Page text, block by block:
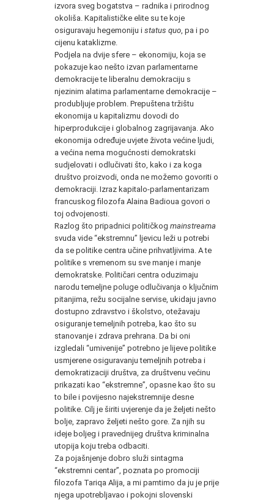
izvora sveg bogatstva – radnika i prirodnog
okoliša. Kapitalističke elite su te koje
osiguravaju hegemoniju i status quo , pa i po
cijenu kataklizme.
Podjela na dvije sfere – ekonomiju, koja se
pokazuje kao nešto izvan parlamentarne
demokracije te liberalnu demokraciju s
njezinim alatima parlamentarne demokracije –
produbljuje problem. Prepuštena tržištu
ekonomija u kapitalizmu dovodi do
hiperprodukcije i globalnog zagrijavanja. Ako
ekonomija određuje uvjete života većine ljudi,
a većina nema mogućnosti demokratski
sudjelovati i odlučivati što, kako i za koga
društvo proizvodi, onda ne možemo govoriti o
demokraciji. Izraz kapitalo-parlamentarizam
francuskog filozofa Alaina Badioua govori o
toj odvojenosti.
Razlog što pripadnici političkog mainstreama
svuda vide “ekstremnu” ljevicu leži u potrebi
da se politike centra učine prihvatljivima. A te
politike s vremenom su sve manje i manje
demokratske. Političari centra oduzimaju
narodu temeljne poluge odlučivanja o ključnim
pitanjima, režu socijalne servise, ukidaju javno
dostupno zdravstvo i školstvo, otežavaju
osiguranje temeljnih potreba, kao što su
stanovanje i zdrava prehrana. Da bi oni
izgledali “umivenije” potrebno je lijeve politike
usmjerene osiguravanju temeljnih potreba i
demokratizaciji društva, za društvenu većinu
prikazati kao “ekstremne”, opasne kao što su
to bile i povijesno najekstremnije desne
politike. Cilj je širiti uvjerenje da je željeti nešto
bolje, zapravo željeti nešto gore. Za njih su
ideje boljeg i pravednijeg društva kriminalna
utopija koju treba odbaciti.
Za pojašnjenje dobro služi sintagma
“ekstremni centar”, poznata po promociji
filozofa Tariqa Alija, a mi pamtimo da ju je prije
njega upotrebljavao i pokojni slovenski